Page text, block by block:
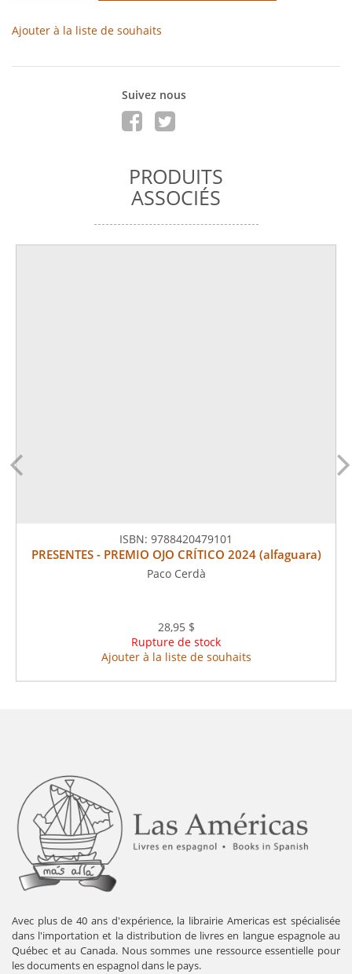
Ajouter à la liste de souhaits
Suivez nous
PRODUITS
ASSOCIÉS
ISBN: 9788420479101
PRESENTES - PREMIO OJO CRÍTICO 2024 (alfaguara)
Paco Cerdà
28,95 $
Rupture de stock
Ajouter à la liste de souhaits
Avec plus de 40 ans d'expérience, la librairie Americas est spécialisée
dans l'importation et la distribution de livres en langue espagnole au
Québec et au Canada. Nous sommes une ressource essentielle pour
les documents en espagnol dans le pays.